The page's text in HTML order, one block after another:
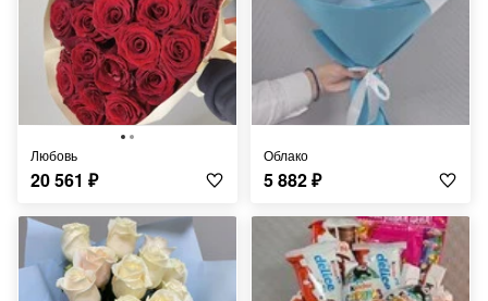
любовь
20 561 ₽
Облако
5 882₽